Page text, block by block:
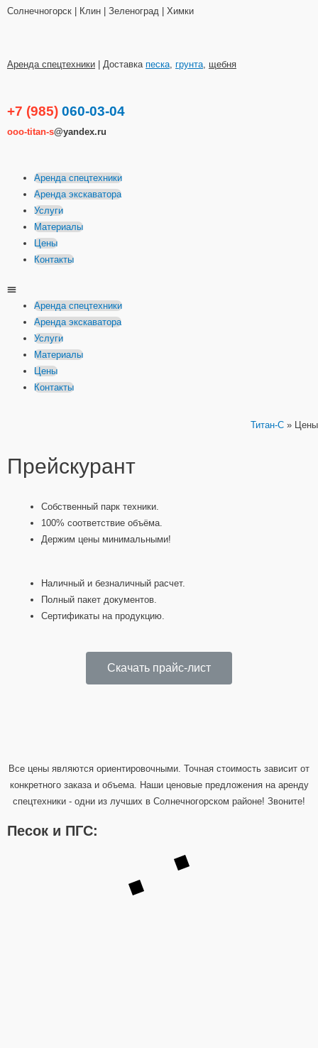
Солнечногорск | Клин | Зеленоград | Химки
Аренда спецтехники | Доставка песка, грунта, щебня
+7 (985) 060-03-04
ooo-titan-s@yandex.ru
Аренда спецтехники
Аренда экскаватора
Услуги
Материалы
Цены
Контакты
Аренда спецтехники
Аренда экскаватора
Услуги
Материалы
Цены
Контакты
Титан-С » Цены
Прейскурант
Собственный парк техники.
100% соответствие объёма.
Держим цены минимальными!
Наличный и безналичный расчет.
Полный пакет документов.
Сертификаты на продукцию.
Скачать прайс-лист
Все цены являются ориентировочными. Точная стоимость зависит от
конкретного заказа и объема. Наши ценовые предложения на аренду
спецтехники - одни из лучших в Солнечногорском районе! Звоните!
Песок и ПГС: